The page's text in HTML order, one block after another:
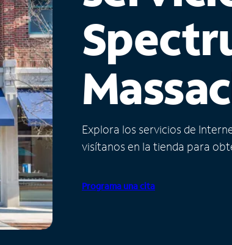
Explora los servicios de
visítanos en la tienda para
Programa una cita